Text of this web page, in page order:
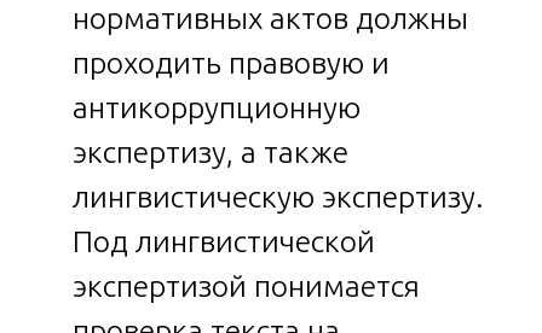
нормативных актов должны
проходить правовую и
антикоррупционную
экспертизу, а также
лингвистическую экспертизу.
Под лингвистической
экспертизой понимается